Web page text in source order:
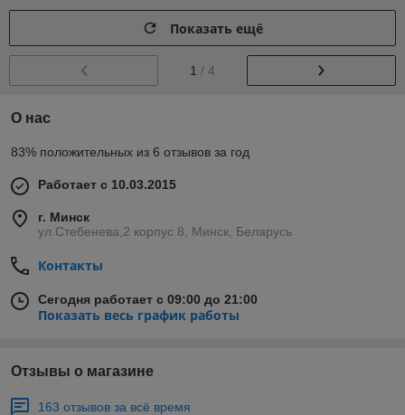
Показать ещё
1 / 4
О нас
83% положительных из 6 отзывов за год
Работает с 10.03.2015
г. Минск
ул.Стебенева,2 корпус 8, Минск, Беларусь
Контакты
Сегодня работает с 09:00 до 21:00
Показать весь график работы
Отзывы о магазине
163 отзывов за всё время